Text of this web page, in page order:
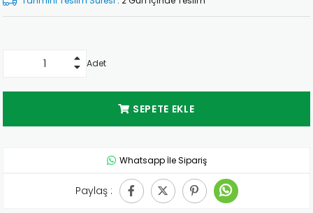
Adet
Whatsapp İle Sipariş
Paylaş :